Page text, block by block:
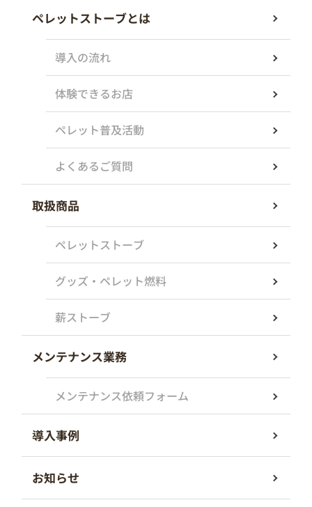
ペレットストーブとは
導入の流れ
体験できるお店
ペレット普及活動
よくあるご質問
取扱商品
ペレットストーブ
グッズ・ペレット燃料
薪ストーブ
メンテナンス業務
メンテナンス依頼フォーム
導入事例
お知らせ